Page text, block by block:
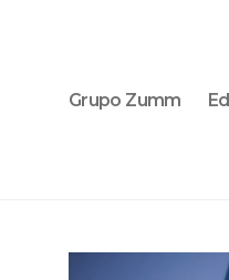
Grupo Zumm